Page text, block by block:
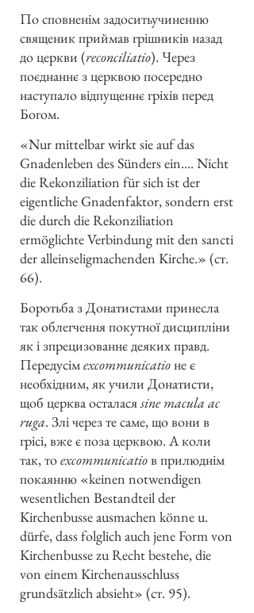
По сповненім задоситьучиненню
священик приймав грішників назад
до церкви (reconciliatio). Через
поєднаннє з церквою посередно
наступало відпущеннє гріхів перед
Богом.
«Nur mittelbar wirkt sie auf das
Gnadenleben des Sünders ein…. Nicht
die Rekonziliation für sich ist der
eigentliche Gnadenfaktor, sondern erst
die durch die Rekonziliation
ermöglichte Verbindung mit den sancti
der alleinseligmachenden Kirche.» (ст.
66).
Боротьба з Донатистами принесла
так облегчення покутної дисципліни
як і зпрецизованнє деяких правд.
Передусімexcommunicatioне є
необхідним, як учили Донатисти,
щоб церква осталасяsine macula ac
ruga. Злі через те саме, що вони в
грісі, вже є поза церквою. А коли
так, тоexcommunicatioв прилюднім
покаянню «keinen notwendigen
wesentlichen Bestandteil der
Kirchenbusse ausmachen könne u.
dürfe, dass folglich auch jene Form von
Kirchenbusse zu Recht bestehe, die
von einem Kirchenausschluss
grundsätzlich absieht» (ст. 95).